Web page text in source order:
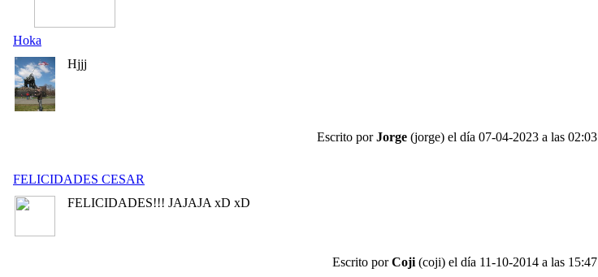
Hoka
Hjjj
Escrito porJorge (jorge) el día 07-04-2023 a las 02:03
FELICIDADES CESAR
FELICIDADES!!! JAJAJA xD xD
Escrito porCoji (coji) el día 11-10-2014 a las 15:47